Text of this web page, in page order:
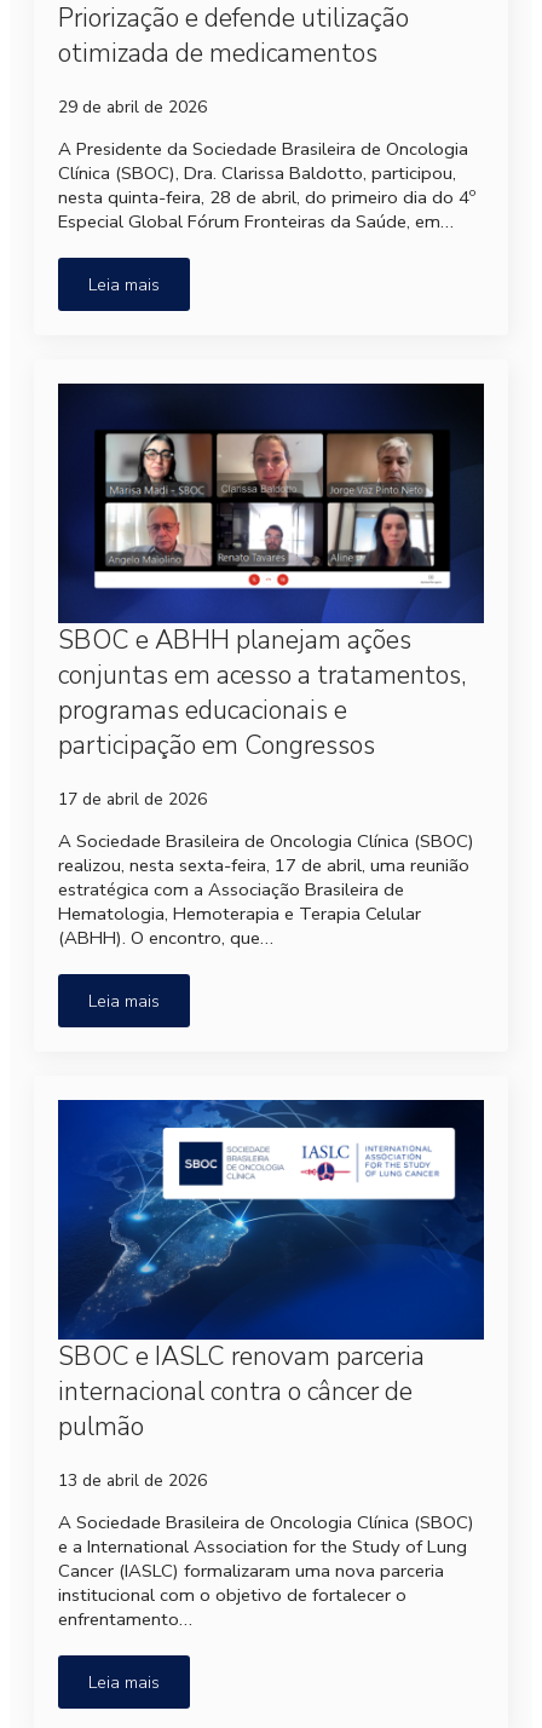
Priorização e defende utilização
otimizada de medicamentos
29 de abril de 2026
A Presidente da Sociedade Brasileira de Oncologia
Clínica (SBOC), Dra. Clarissa Baldotto, participou,
nesta quinta-feira, 28 de abril, do primeiro dia do 4º
Especial Global Fórum Fronteiras da Saúde, em…
Leia mais
SBOC e ABHH planejam ações
conjuntas em acesso a tratamentos,
programas educacionais e
participação em Congressos
17 de abril de 2026
A Sociedade Brasileira de Oncologia Clínica (SBOC)
realizou, nesta sexta-feira, 17 de abril, uma reunião
estratégica com a Associação Brasileira de
Hematologia, Hemoterapia e Terapia Celular
(ABHH). O encontro, que…
Leia mais
SBOC e IASLC renovam parceria
internacional contra o câncer de
pulmão
13 de abril de 2026
A Sociedade Brasileira de Oncologia Clínica (SBOC)
e a International Association for the Study of Lung
Cancer (IASLC) formalizaram uma nova parceria
institucional com o objetivo de fortalecer o
enfrentamento…
Leia mais